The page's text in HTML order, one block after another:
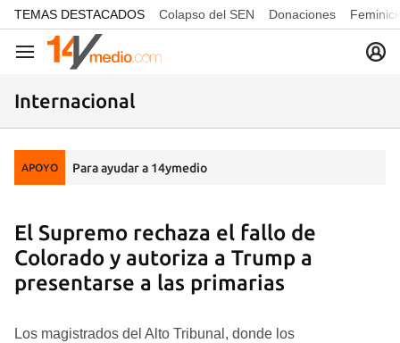
common.go-to-content
TEMAS DESTACADOS Colapso del SEN Donaciones
Navegación
Internacional
APOYO Para ayudar a 14ymedio
El Supremo rechaza el fallo de
Colorado y autoriza a Trump a
presentarse a las primarias
Los magistrados del Alto Tribunal, donde los